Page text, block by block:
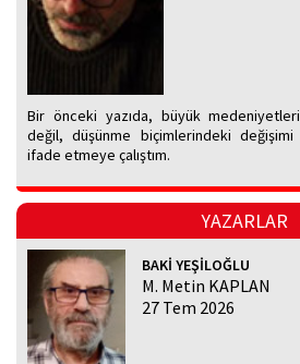
Bir önceki yazıda, büyük
değil, düşünme biçimlerindeki
ifade etmeye çalıştım.
YAZARLAR
BAKİ YEŞİLOĞLU
M. Metin KAPLAN
27 Tem 2026